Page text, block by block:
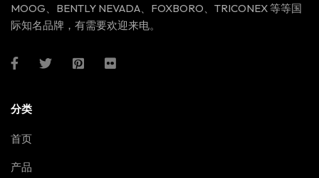
MOOG、BENTLY NEVADA、FOXBORO、TRICONEX 等等国
际知名品牌，有需要欢迎来电。
分类
首页
产品